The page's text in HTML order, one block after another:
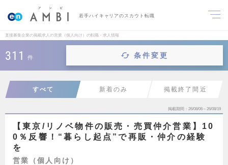
若手ハイキャリアのスカウト転職
直接募集企業の掲載求人の営業（個人向け）の転職・求人情報
311 件 条件変更
すべて 新着のみ 掲載終了間近
掲載期間 26/08/06～26/08/19
【東京/リノベ物件の販売・売買仲介営業】10
0％反響！“暮らし起点”で再販・仲介の経験
を
営業（個人向け）